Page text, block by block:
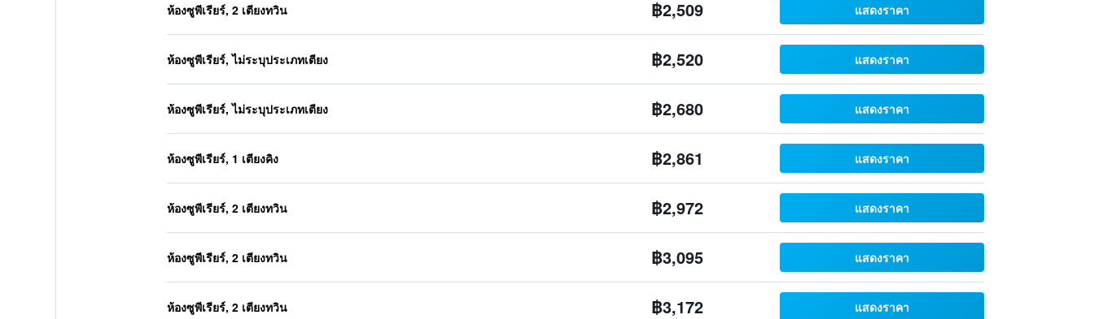
ห้องซูพีเรียร์, 2 เตียงทวิน ฿2,509 แสดงราคา
ห้องซูพีเรียร์, ไม่ระบุประเภทเตียง ฿2,520 แสดงราคา
ห้องซูพีเรียร์, ไม่ระบุประเภทเตียง ฿2,680 แสดงราคา
ห้องซูพีเรียร์, 1 เตียงคิง ฿2,861 แสดงราคา
ห้องซูพีเรียร์, 2 เตียงทวิน ฿2,972 แสดงราคา
ห้องซูพีเรียร์, 2 เตียงทวิน ฿3,095 แสดงราคา
ห้องซูพีเรียร์, 2 เตียงทวิน ฿3,172 แสดงราคา